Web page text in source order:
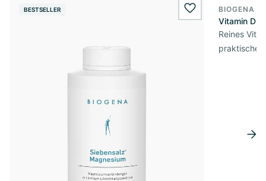
BESTSELLER wishlist.add
BIOGENA
Vitamin D3
Reines
praktischer